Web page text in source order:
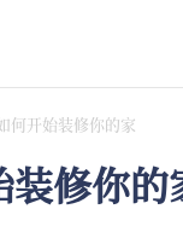
何开始装修你的家
装修你的